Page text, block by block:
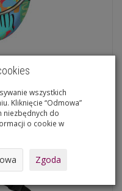
- Matisa
wszystkich
Kliknięcie “Odmowa”
niezbędnych do
o cookie w
Zgoda